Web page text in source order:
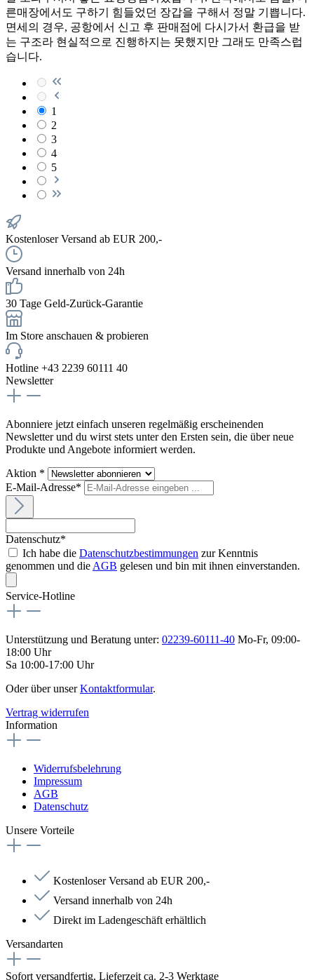
른매장에서도 구하기 힘들었던 장갑을 구해서 정말 기쁩니다.
면세의 경우, 공항에서 신고 후 판매점에 다시가서 환급을 받
는 구조라 현실적으로 진행하지는 못했지만 그래도 만족스럽
습니다.
1
2
3
4
5
Kostenloser Versand ab EUR 200,-
Versand innerhalb von 24h
30 Tage Geld-Zurück-Garantie
Im Store anschauen & probieren
Hotline +43 2239 60111 40
Newsletter
Abonniere jetzt einfach unseren regelmäßig erscheinenden
Newsletter und du wirst stets unter den Ersten sein, die über neue
Produkte und Angebote informiert werden.
Aktion *
E-Mail-Adresse*
Datenschutz*
Ich habe die Datenschutzbestimmungen zur Kenntnis
genommen und die AGB gelesen und bin mit ihnen einverstanden.
Service-Hotline
Unterstützung und Beratung unter: 02239-60111-40 Mo-Fr, 09:00-
18:00 Uhr
Sa 10:00-17:00 Uhr
Oder über unserKontaktformular.
Vertrag widerrufen
Information
Widerrufsbelehrung
Impressum
AGB
Datenschutz
Unsere Vorteile
Kostenloser Versand ab EUR 200,-
Versand innerhalb von 24h
Direkt im Ladengeschäft erhältlich
Versandarten
Sofort versandfertig, Lieferzeit ca. 2-3 Werktage